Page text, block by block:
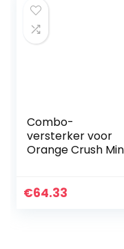
Combo-
versterker voor
Orange Crush
€64.33